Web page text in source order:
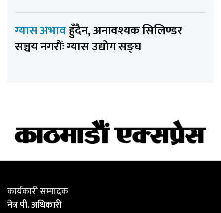
ग्यास अभावहुँदैन, अनावश्यक सिलिण्डर
सञ्चय नगरौँः ग्यास उद्योग सङ्घ
कार्यकारी सम्पादक
नेत्र पी. अधिकारी